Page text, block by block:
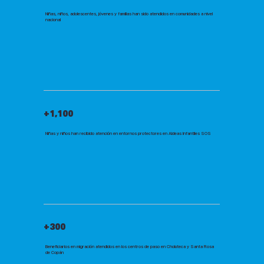
Niñas, niños, adolescentes, jóvenes y familias han sido atendidos en comunidades a nivel
nacional
+1,100
Niñas y niños han recibido atención en entornos protectores en Aldeas Infantiles SOS
+300
Beneficiarios en migración atendidos en los centros de paso en Choluteca y Santa Rosa
de Copán